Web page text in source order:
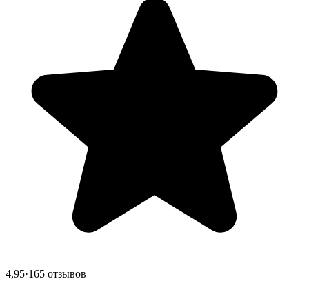
4,95·165 отзывов